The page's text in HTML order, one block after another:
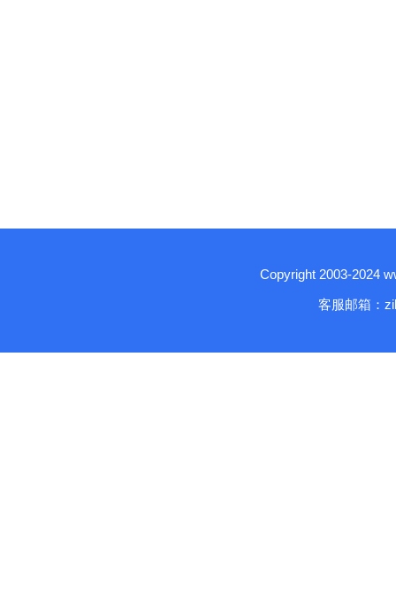
Copyright 2003-2024
客服邮箱：